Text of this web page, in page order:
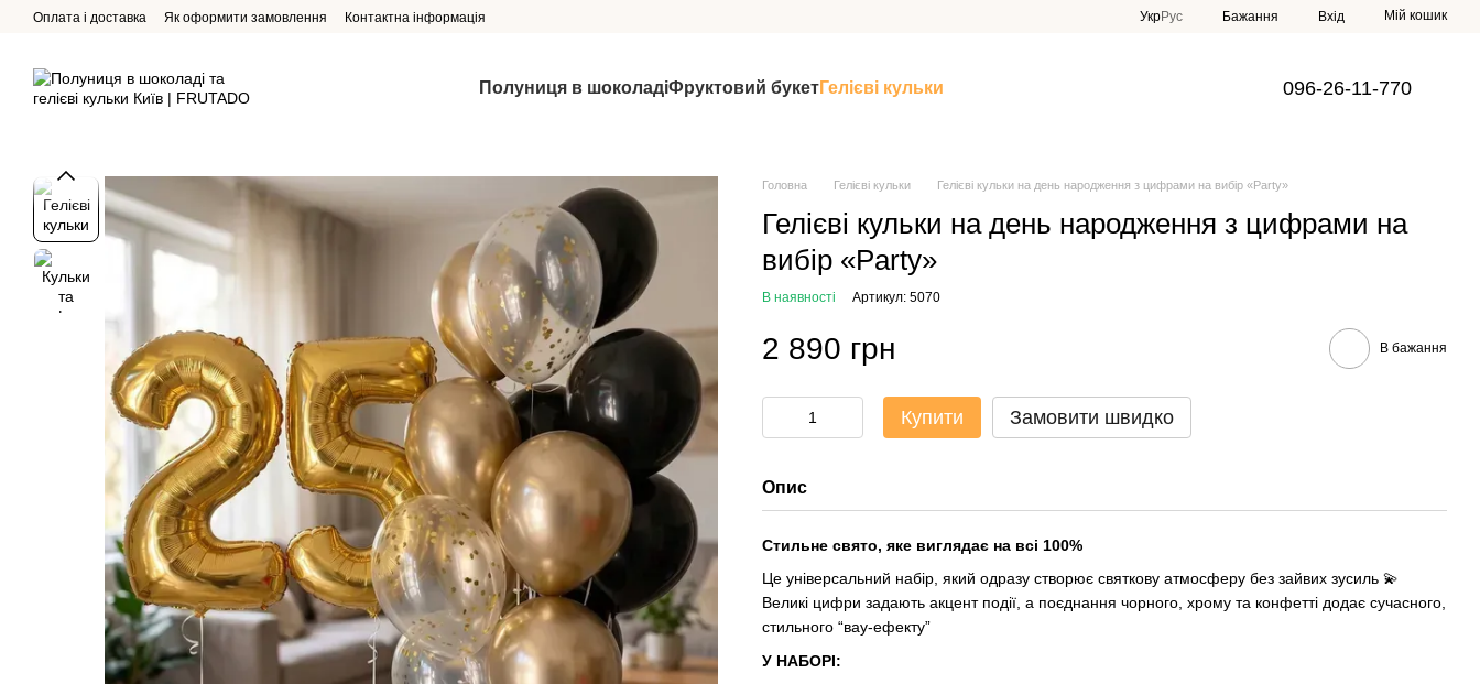
Перейти до основного контенту
Оплата і доставка Як оформити замовлення Контактна інформація УкрРус Бажання Вхід Мій кошик
Полуниця в шоколадіФруктовий букетГелієві кульки 096-26-11-770
Головна Гелієві кульки Гелієві кульки на день народження з цифрами на вибір «Party»
Гелієві кульки на день народження з цифрами на
вибір «Party»
В наявності Артикул: 5070
2 890 грн В бажання
Купити Замовити швидко
Опис
Стильне свято, яке виглядає на всі 100%
Це універсальний набір, який одразу створює святкову атмосферу без зайвих зусиль 💫
Великі цифри задають акцент події, а поєднання чорного, хрому та конфетті додає сучасного,
стильного “вау-ефекту”
У НАБОРІ: